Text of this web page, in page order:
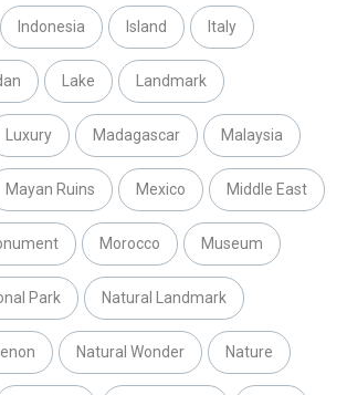
Indonesia Island Italy
Lake Landmark
Luxury Madagascar Malaysia
Mayan Ruins Mexico Middle East
Morocco Museum
Park Natural Landmark
Natural Wonder Nature